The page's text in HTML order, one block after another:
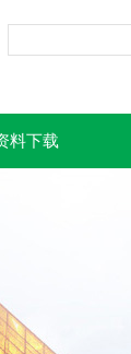
料下载